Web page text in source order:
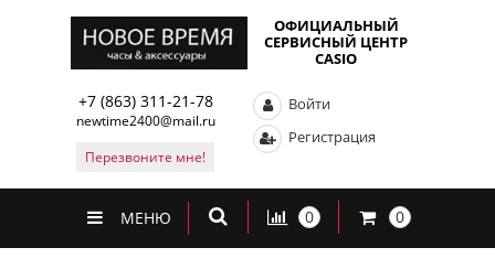
ОФИЦИАЛЬНЫЙ
СЕРВИСНЫЙ ЦЕНТР
CASIO
+7 (863) 311-21-78
newtime2400@mail.ru
Перезвоните мне!
Войти
Регистрация
МЕНЮ 0 0